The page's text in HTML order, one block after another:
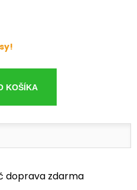
KOŠÍKA
doprava zdarma